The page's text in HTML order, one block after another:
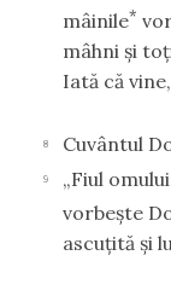
mâinile*
mâhni şi
Iată că
8 Cuvântul
9
„Fiul
vorbeşte
ascuţită şi